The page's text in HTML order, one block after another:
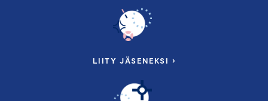
LIITY JÄSENEKSI ›